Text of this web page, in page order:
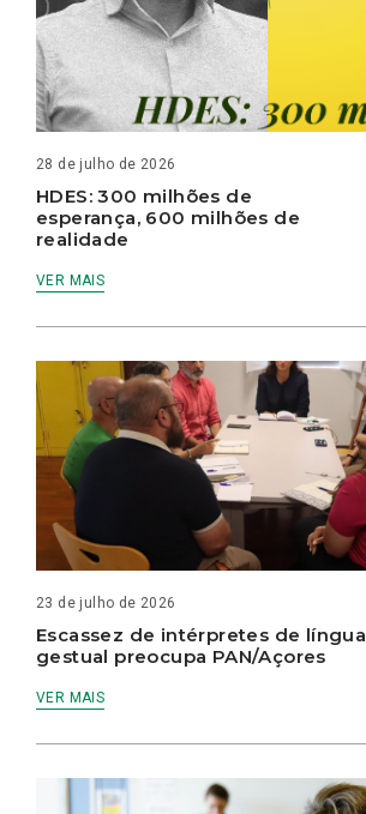
28 de julho de 2026
HDES: 300 milhões de
esperança, 600 milhões de
realidade
VER MAIS
23 de julho de 2026
Escassez de intérpretes de língua
gestual preocupa PAN/Açores
VER MAIS